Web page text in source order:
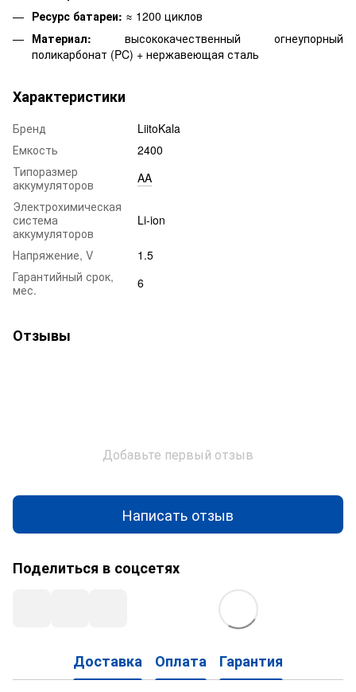
Ресурс батареи: ≈ 1200 циклов
Материал: высококачественный огнеупорный
поликарбонат (PC) + нержавеющая сталь
Характеристики
Бренд
LiitoKala
Емкость
2400
Типоразмер
аккумуляторов
AA
Электрохимическая
система
аккумуляторов
Li-ion
Напряжение, V
1.5
Гарантийный срок,
мес.
6
Отзывы
Добавьте первый отзыв
Написать отзыв
Поделиться в соцсетях
Доставка Оплата Гарантия